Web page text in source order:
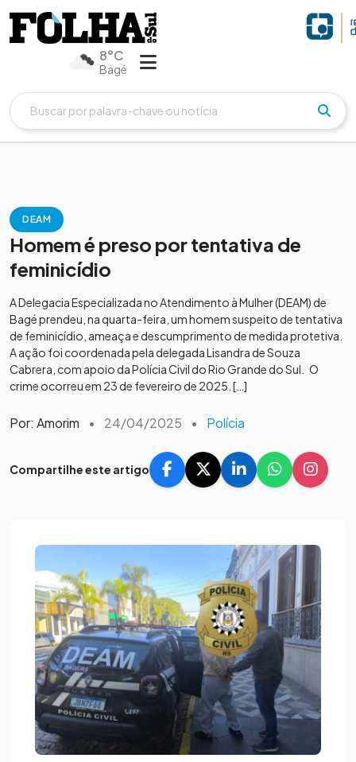
8°C
Bagé
DEAM
Homem é preso por tentativa de
feminicídio
A Delegacia Especializada no Atendimento à Mulher (DEAM) de
Bagé prendeu, na quarta-feira, um homem suspeito de tentativa
de feminicídio, ameaça e descumprimento de medida protetiva.
A ação foi coordenada pela delegada Lisandra de Souza
Cabrera, com apoio da Polícia Civil do Rio Grande do Sul. O
crime ocorreu em 23 de fevereiro de 2025. […]
Por: Amorim • 24/04/2025 • Polícia
Compartilhe este artigo